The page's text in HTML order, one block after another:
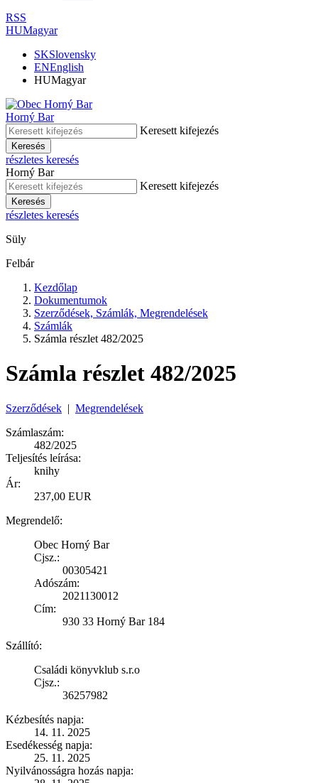
RSS
HUMagyar
SKSlovensky
ENEnglish
HUMagyar
Horný Bar
Keresett kifejezés
Keresés
részletes keresés
Horný Bar
Keresett kifejezés
Keresés
részletes keresés
Süly
Felbár
Kezdőlap
Dokumentumok
Szerződések, Számlák, Megrendelések
Számlák
Számla részlet 482/2025
Számla részlet 482/2025
Szerződések | Megrendelések
Számlaszám:
482/2025
Teljesítés leírása:
knihy
Ár:
237,00 EUR
Megrendelő:
Obec Horný Bar
Cjsz.:
00305421
Adószám:
2021130012
Cím:
930 33 Horný Bar 184
Szállító:
Családi könyvklub s.r.o
Cjsz.:
36257982
Kézbesítés napja:
14. 11. 2025
Esedékesség napja:
25. 11. 2025
Nyilvánosságra hozás napja: